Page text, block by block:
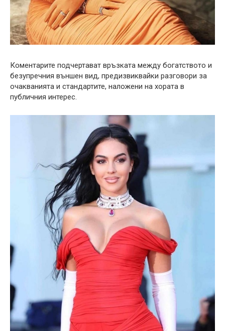
Коментарите подчертават връзката между богатството и
безупречния външен вид, предизвиквайки разговори за
очакванията и стандартите, наложени на хората в
публичния интерес.